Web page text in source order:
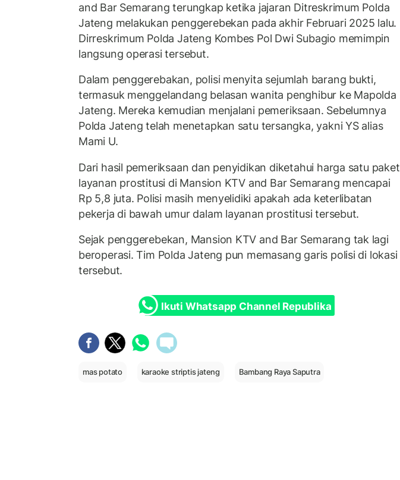
and Bar Semarang terungkap ketika jajaran Ditreskrimum Polda
Jateng melakukan penggerebekan pada akhir Februari 2025 lalu.
Dirreskrimum Polda Jateng Kombes Pol Dwi Subagio memimpin
langsung operasi tersebut.
Dalam penggerebakan, polisi menyita sejumlah barang bukti,
termasuk menggelandang belasan wanita penghibur ke Mapolda
Jateng. Mereka kemudian menjalani pemeriksaan. Sebelumnya
Polda Jateng telah menetapkan satu tersangka, yakni YS alias
Mami U.
Dari hasil pemeriksaan dan penyidikan diketahui harga satu paket
layanan prostitusi di Mansion KTV and Bar Semarang mencapai
Rp 5,8 juta. Polisi masih menyelidiki apakah ada keterlibatan
pekerja di bawah umur dalam layanan prostitusi tersebut.
Sejak penggerebekan, Mansion KTV and Bar Semarang tak lagi
beroperasi. Tim Polda Jateng pun memasang garis polisi di lokasi
tersebut.
Ikuti Whatsapp Channel Republika
mas potato karaoke striptis jateng Bambang Raya Saputra